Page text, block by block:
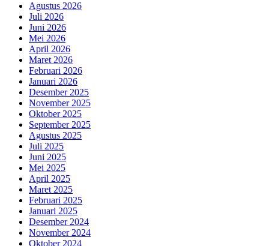
Agustus 2026
Juli 2026
Juni 2026
Mei 2026
April 2026
Maret 2026
Februari 2026
Januari 2026
Desember 2025
November 2025
Oktober 2025
September 2025
Agustus 2025
Juli 2025
Juni 2025
Mei 2025
April 2025
Maret 2025
Februari 2025
Januari 2025
Desember 2024
November 2024
Oktober 2024